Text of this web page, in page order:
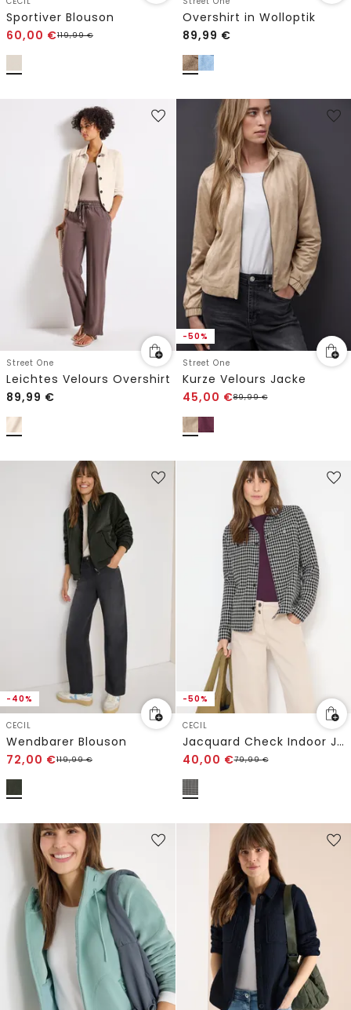
Sportiver Blouson
60,00 €119,99€
Overshirt in Wolloptik
89,99 €
Street One
Leichtes Velours Overshirt
89,99 €
-50%
Street One
Kurze Velours Jacke
45,00 €89,99€
-40%
CECIL
Wendbarer Blouson
72,00 €119,99€
-50%
CECIL
Jacquard Check Indoor Jacke
40,00 €79,99€